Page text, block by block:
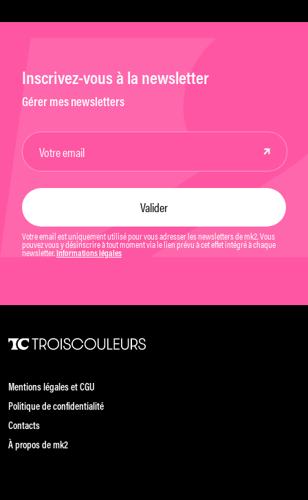
Inscrivez-vous à la newsletter
Gérer mes newsletters
Votre email est uniquement utilisé pour vous adresser les newsletters de mk2. Vous
pouvez vous y désinscrire à tout moment via le lien prévu à cet effet intégré à chaque
newsletter. Informations légales
Mentions légales et CGU
Politique de confidentialité
Contacts
À propos de mk2